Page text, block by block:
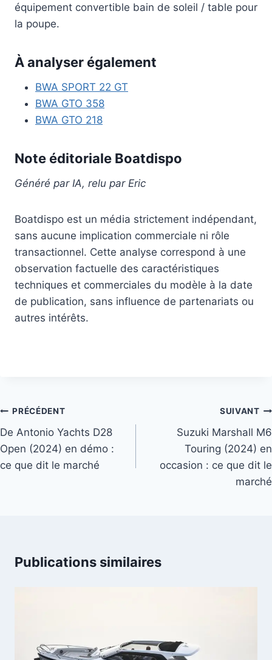
équipement convertible bain de soleil / table pour
la poupe.
À analyser également
BWA SPORT 22 GT
BWA GTO 358
BWA GTO 218
Note éditoriale Boatdispo
Généré par IA, relu par Eric
Boatdispo est un média strictement indépendant,
sans aucune implication commerciale ni rôle
transactionnel. Cette analyse correspond à une
observation factuelle des caractéristiques
techniques et commerciales du modèle à la date
de publication, sans influence de partenariats ou
autres intérêts.
Navigation
de
l’article
PRÉCÉDENT
De Antonio Yachts D28
Open (2024) en démo :
ce que dit le marché
SUIVANT
Suzuki Marshall M6
Touring (2024) en
occasion : ce que dit le
marché
Publications similaires